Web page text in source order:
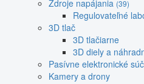
Zdroje napájania (39)
Regulovateľné
3D tlač
3D tlačiarne
3D diely a
Pasívne elektronické
Kamery a drony